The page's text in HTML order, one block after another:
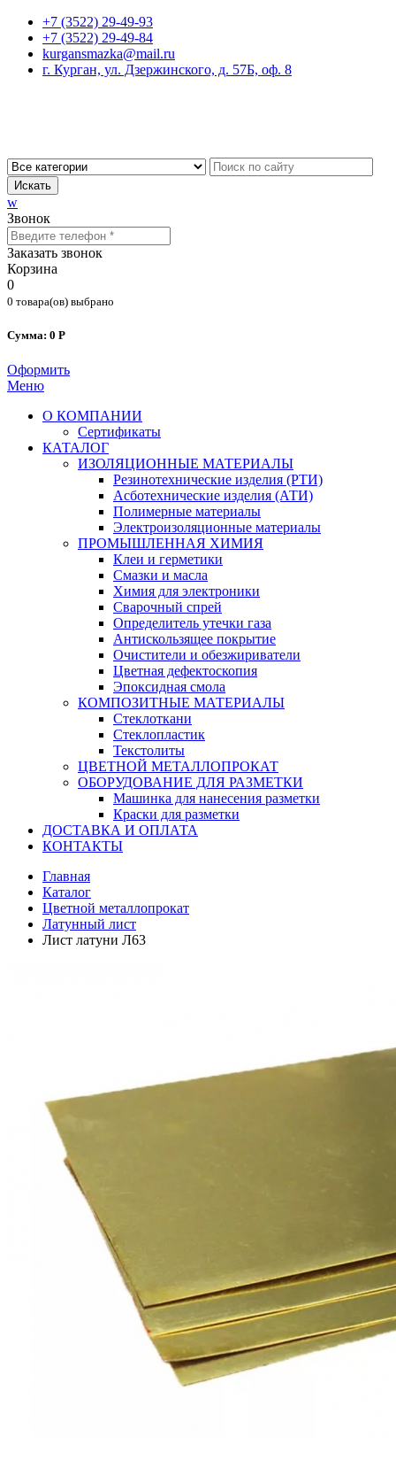
+7 (3522) 29-49-93
+7 (3522) 29-49-84
kurgansmazka@mail.ru
г. Курган, ул. Дзержинского, д. 57Б, оф. 8
Искать
w
Звонок
Заказать звонок
Корзина
0
0 товара(ов) выбрано
Сумма: 0 Р
Оформить
Меню
О КОМПАНИИ
Сертификаты
КАТАЛОГ
ИЗОЛЯЦИОННЫЕ МАТЕРИАЛЫ
Резинотехнические изделия (РТИ)
Асботехнические изделия (АТИ)
Полимерные материалы
Электроизоляционные материалы
ПРОМЫШЛЕННАЯ ХИМИЯ
Клеи и герметики
Смазки и масла
Химия для электроники
Сварочный спрей
Определитель утечки газа
Антискользящее покрытие
Очистители и обезжириватели
Цветная дефектоскопия
Эпоксидная смола
КОМПОЗИТНЫЕ МАТЕРИАЛЫ
Стеклоткани
Стеклопластик
Текстолиты
ЦВЕТНОЙ МЕТАЛЛОПРОКАТ
ОБОРУДОВАНИЕ ДЛЯ РАЗМЕТКИ
Машинка для нанесения разметки
Краски для разметки
ДОСТАВКА И ОПЛАТА
КОНТАКТЫ
Главная
Каталог
Цветной металлопрокат
Латунный лист
Лист латуни Л63